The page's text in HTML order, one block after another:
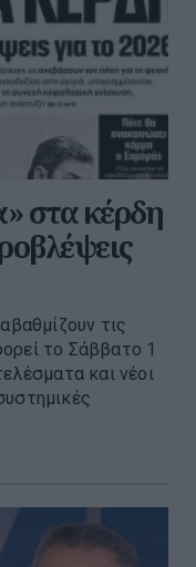
στα κέρδη
τις
το Σάββατο 1
και νέοι